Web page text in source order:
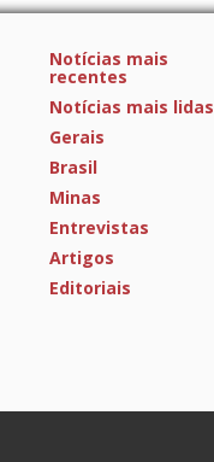
Notícias mais
recentes
Notícias mais lidas
Gerais
Brasil
Minas
Entrevistas
Artigos
Editoriais